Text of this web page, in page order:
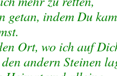
getan, indem Du
Ort, wo ich auf
andern Steinen